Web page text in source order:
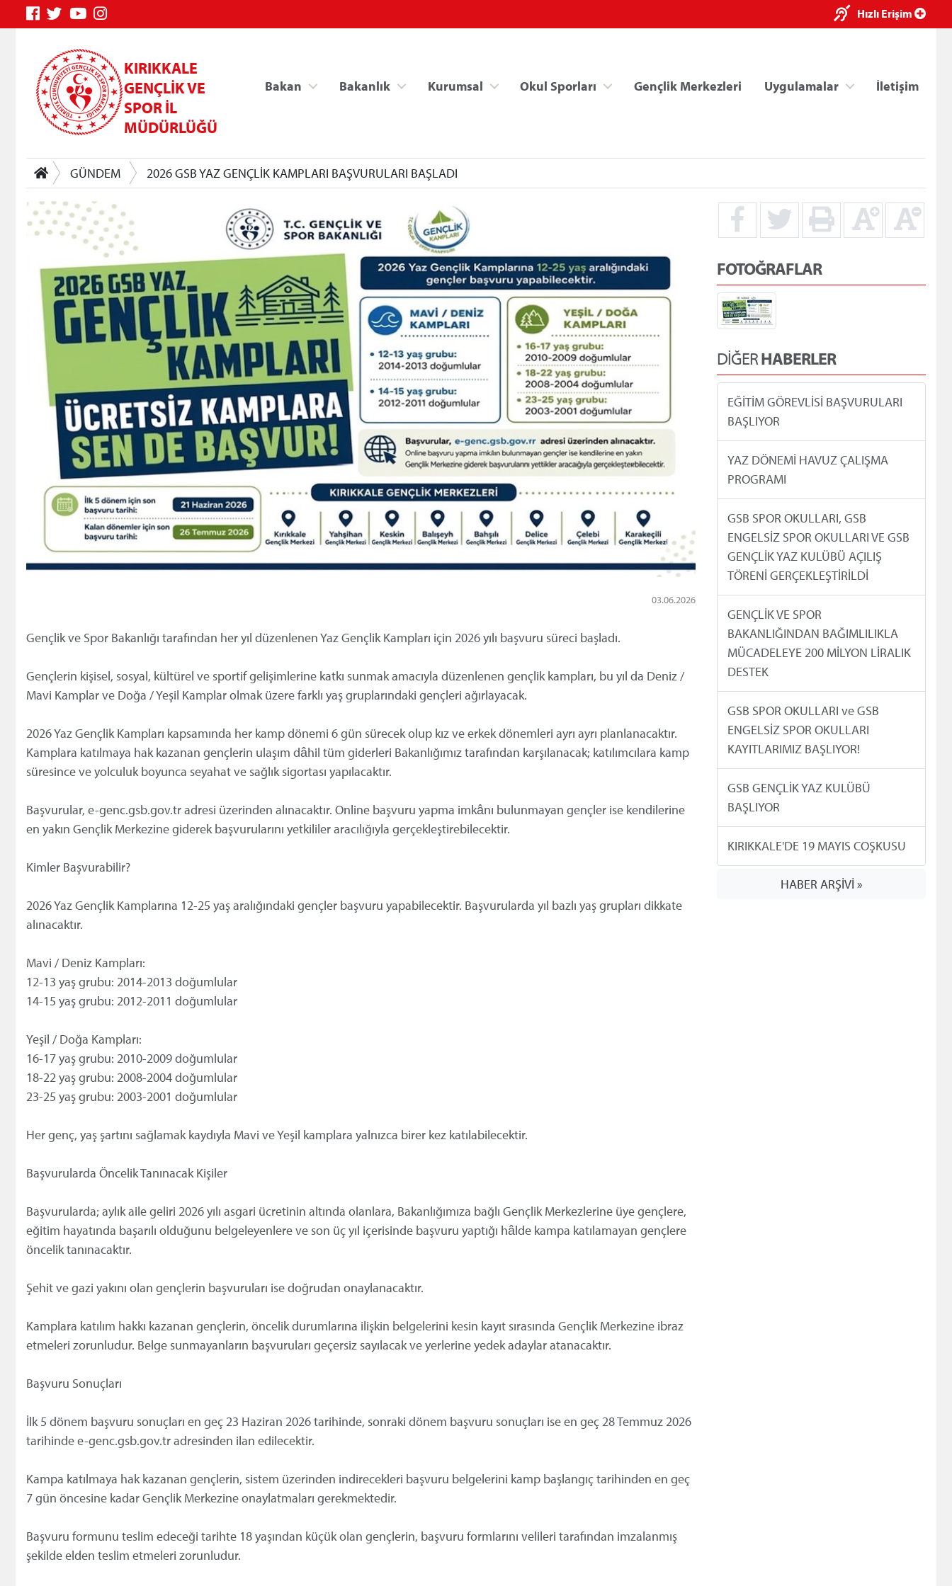
Hızlı Erişim
KIRIKKALE
GENÇLİK VE
SPOR İL
MÜDÜRLÜĞÜ
Bakan Bakanlık Kurumsal Okul Sporları Gençlik Merkezleri Uygulamalar İletişim
GÜNDEM 2026 GSB YAZ GENÇLİK KAMPLARI BAŞVURULARI BAŞLADI
03.06.2026
Gençlik ve Spor Bakanlığı tarafından her yıl düzenlenen Yaz Gençlik Kampları için 2026 yılı başvuru süreci başladı.
Gençlerin kişisel, sosyal, kültürel ve sportif gelişimlerine katkı sunmak amacıyla düzenlenen gençlik kampları, bu yıl da Deniz /
Mavi Kamplar ve Doğa / Yeşil Kamplar olmak üzere farklı yaş gruplarındaki gençleri ağırlayacak.
2026 Yaz Gençlik Kampları kapsamında her kamp dönemi 6 gün sürecek olup kız ve erkek dönemleri ayrı ayrı planlanacaktır.
Kamplara katılmaya hak kazanan gençlerin ulaşım dâhil tüm giderleri Bakanlığımız tarafından karşılanacak; katılımcılara kamp
süresince ve yolculuk boyunca seyahat ve sağlık sigortası yapılacaktır.
Başvurular, e-genc.gsb.gov.tr adresi üzerinden alınacaktır. Online başvuru yapma imkânı bulunmayan gençler ise kendilerine
en yakın Gençlik Merkezine giderek başvurularını yetkililer aracılığıyla gerçekleştirebilecektir.
Kimler Başvurabilir?
2026 Yaz Gençlik Kamplarına 12-25 yaş aralığındaki gençler başvuru yapabilecektir. Başvurularda yıl bazlı yaş grupları dikkate
alınacaktır.
Mavi / Deniz Kampları:
12-13 yaş grubu: 2014-2013 doğumlular
14-15 yaş grubu: 2012-2011 doğumlular
Yeşil / Doğa Kampları:
16-17 yaş grubu: 2010-2009 doğumlular
18-22 yaş grubu: 2008-2004 doğumlular
23-25 yaş grubu: 2003-2001 doğumlular
Her genç, yaş şartını sağlamak kaydıyla Mavi ve Yeşil kamplara yalnızca birer kez katılabilecektir.
Başvurularda Öncelik Tanınacak Kişiler
Başvurularda; aylık aile geliri 2026 yılı asgari ücretinin altında olanlara, Bakanlığımıza bağlı Gençlik Merkezlerine üye gençlere,
eğitim hayatında başarılı olduğunu belgeleyenlere ve son üç yıl içerisinde başvuru yaptığı hâlde kampa katılamayan gençlere
öncelik tanınacaktır.
Şehit ve gazi yakını olan gençlerin başvuruları ise doğrudan onaylanacaktır.
Kamplara katılım hakkı kazanan gençlerin, öncelik durumlarına ilişkin belgelerini kesin kayıt sırasında Gençlik Merkezine ibraz
etmeleri zorunludur. Belge sunmayanların başvuruları geçersiz sayılacak ve yerlerine yedek adaylar atanacaktır.
Başvuru Sonuçları
İlk 5 dönem başvuru sonuçları en geç 23 Haziran 2026 tarihinde, sonraki dönem başvuru sonuçları ise en geç 28 Temmuz 2026
tarihinde e-genc.gsb.gov.tr adresinden ilan edilecektir.
Kampa katılmaya hak kazanan gençlerin, sistem üzerinden indirecekleri başvuru belgelerini kamp başlangıç tarihinden en geç
7 gün öncesine kadar Gençlik Merkezine onaylatmaları gerekmektedir.
Başvuru formunu teslim edeceği tarihte 18 yaşından küçük olan gençlerin, başvuru formlarını velileri tarafından imzalanmış
şekilde elden teslim etmeleri zorunludur.
FOTOĞRAFLAR
DİĞERHABERLER
EĞİTİM GÖREVLİSİ BAŞVURULARI
BAŞLIYOR
YAZ DÖNEMİ HAVUZ ÇALIŞMA
PROGRAMI
GSB SPOR OKULLARI, GSB
ENGELSİZ SPOR OKULLARI VE GSB
GENÇLİK YAZ KULÜBÜ AÇILIŞ
TÖRENİ GERÇEKLEŞTİRİLDİ
GENÇLİK VE SPOR
BAKANLIĞINDAN BAĞIMLILIKLA
MÜCADELEYE 200 MİLYON LİRALIK
DESTEK
GSB SPOR OKULLARI ve GSB
ENGELSİZ SPOR OKULLARI
KAYITLARIMIZ BAŞLIYOR!
GSB GENÇLİK YAZ KULÜBÜ
BAŞLIYOR
KIRIKKALE'DE 19 MAYIS COŞKUSU
HABER ARŞİVİ »
×
Genç Bilgi Sistemi Spor Bilgi Sistemi